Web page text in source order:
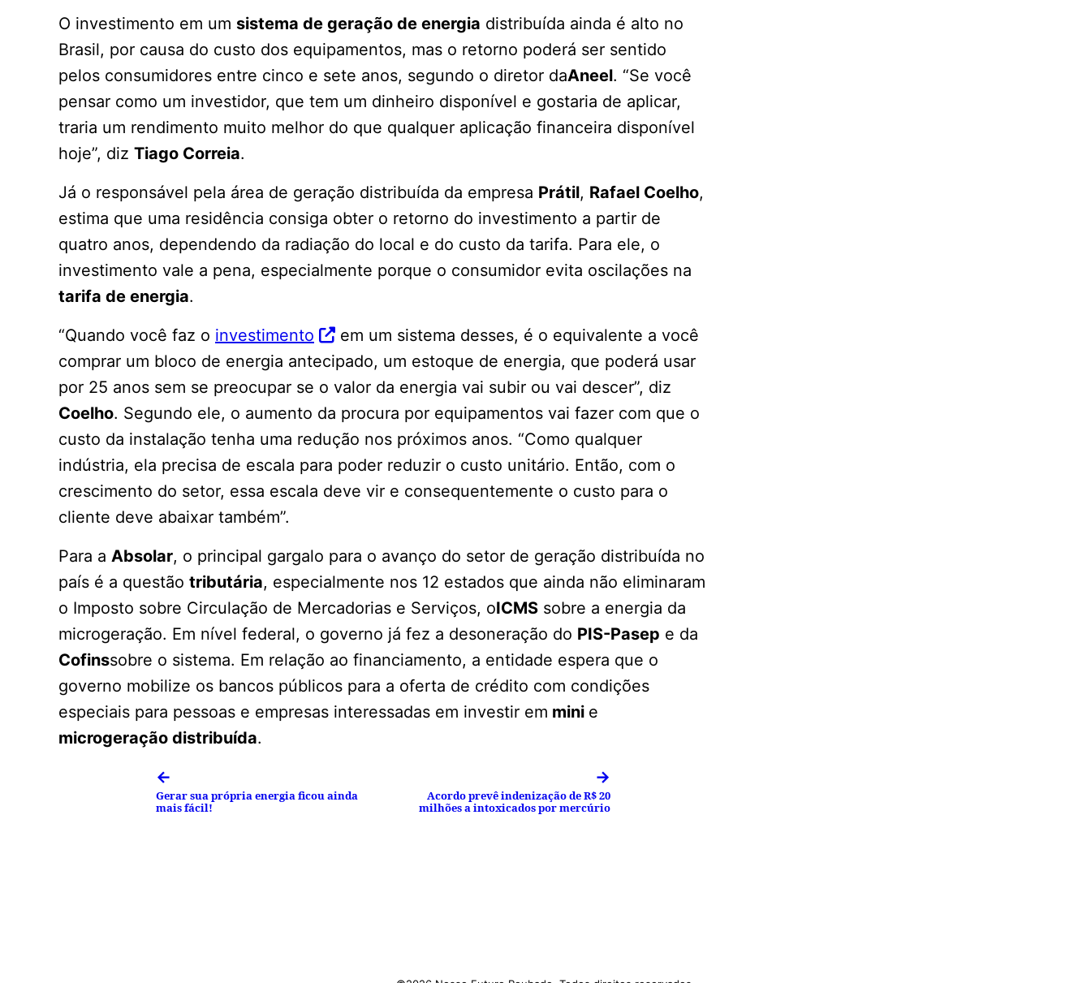
O investimento em um sistema de geração de energia distribuída ainda é alto no
Brasil, por causa do custo dos equipamentos, mas o retorno poderá ser sentido
pelos consumidores entre cinco e sete anos, segundo o diretor daAneel. “Se você
pensar como um investidor, que tem um dinheiro disponível e gostaria de aplicar,
traria um rendimento muito melhor do que qualquer aplicação financeira disponível
hoje”, diz Tiago Correia.
Já o responsável pela área de geração distribuída da empresa Prátil, Rafael Coelho,
estima que uma residência consiga obter o retorno do investimento a partir de
quatro anos, dependendo da radiação do local e do custo da tarifa. Para ele, o
investimento vale a pena, especialmente porque o consumidor evita oscilações na
tarifa de energia.
“Quando você faz o investimento
em um sistema desses, é o equivalente a você
comprar um bloco de energia antecipado, um estoque de energia, que poderá usar
por 25 anos sem se preocupar se o valor da energia vai subir ou vai descer”, diz
Coelho. Segundo ele, o aumento da procura por equipamentos vai fazer com que o
custo da instalação tenha uma redução nos próximos anos. “Como qualquer
indústria, ela precisa de escala para poder reduzir o custo unitário. Então, com o
crescimento do setor, essa escala deve vir e consequentemente o custo para o
cliente deve abaixar também”.
Para a Absolar, o principal gargalo para o avanço do setor de geração distribuída no
país é a questão tributária, especialmente nos 12 estados que ainda não eliminaram
o Imposto sobre Circulação de Mercadorias e Serviços, oICMS sobre a energia da
microgeração. Em nível federal, o governo já fez a desoneração do PIS-Pasep e da
Cofinssobre o sistema. Em relação ao financiamento, a entidade espera que o
governo mobilize os bancos públicos para a oferta de crédito com condições
especiais para pessoas e empresas interessadas em investir em mini e
microgeração distribuída.
←
Gerar sua própria energia ficou ainda
mais fácil!
→
Acordo prevê indenização de R$ 20
milhões a intoxicados por mercúrio